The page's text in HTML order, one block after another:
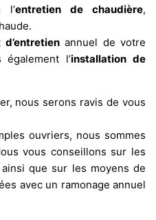
l’entretien de chaudière,
annuel de votre
également l’installation de
nous serons ravis de vous
ouvriers, nous sommes
vous conseillons sur les
que sur les moyens de
avec un ramonage annuel